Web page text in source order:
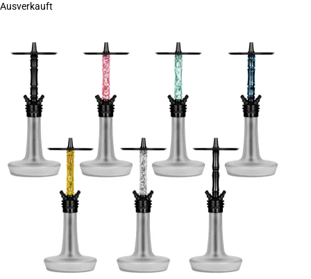
Ausverkauft